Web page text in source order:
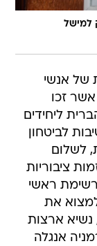
למישל
של אנשי
אשר זכו
ליחידים
לביטחון
לשלום
ציבוריות
ראשי
את
נשיא ארצות
אנגלה